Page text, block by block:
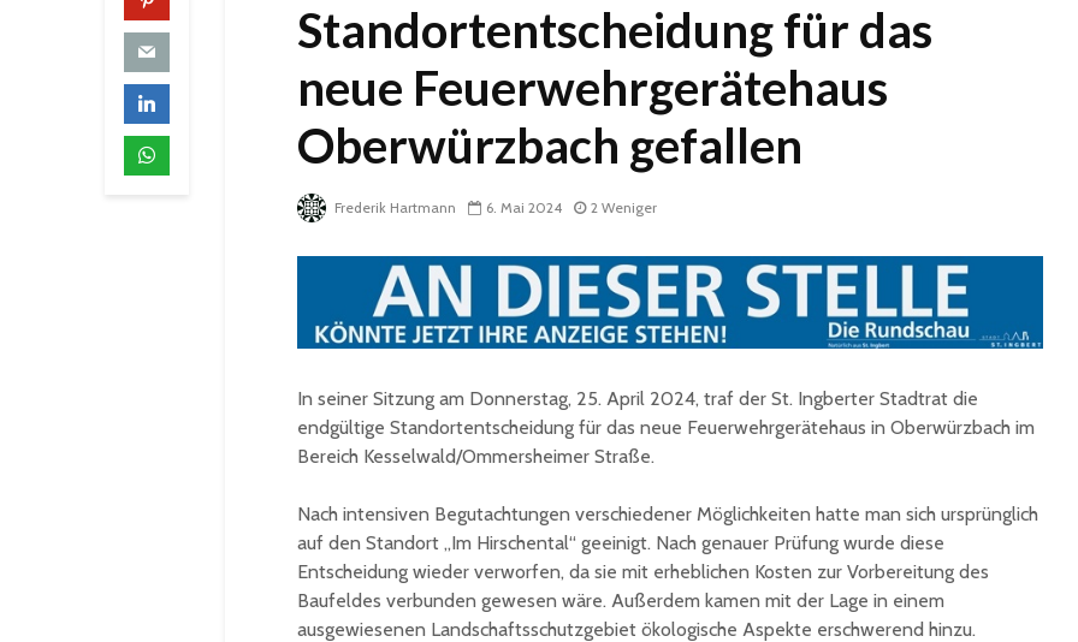
Standortentscheidung für das
neue Feuerwehrgerätehaus
Oberwürzbach gefallen
Frederik Hartmann 6. Mai 2024 2 Weniger
In seiner Sitzung am Donnerstag, 25. April 2024, traf der St. Ingberter Stadtrat die
endgültige Standortentscheidung für das neue Feuerwehrgerätehaus in Oberwürzbach im
Bereich Kesselwald/Ommersheimer Straße.
Nach intensiven Begutachtungen verschiedener Möglichkeiten hatte man sich ursprünglich
auf den Standort „Im Hirschental“ geeinigt. Nach genauer Prüfung wurde diese
Entscheidung wieder verworfen, da sie mit erheblichen Kosten zur Vorbereitung des
Baufeldes verbunden gewesen wäre. Außerdem kamen mit der Lage in einem
ausgewiesenen Landschaftsschutzgebiet ökologische Aspekte erschwerend hinzu.
Historische
dem Nachlass von Dr.
Karl Martin an die
Stadt St. Ingbert
Total Normal
expandiert in St.
Ingbert: Mietvertrag
für ehemaliges H&M-
Gebäude
unterzeichnet
Stadt
Schulen
Klima-